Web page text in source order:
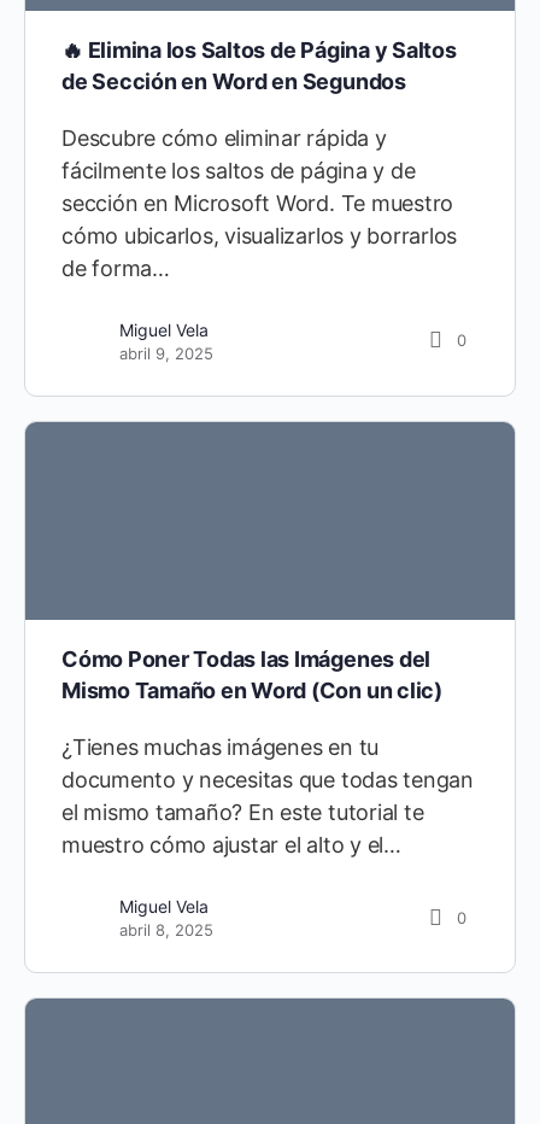
🔥 Elimina los Saltos de Página y Saltos
de Sección en Word en Segundos
Descubre cómo eliminar rápida y
fácilmente los saltos de página y de
sección en Microsoft Word. Te muestro
cómo ubicarlos, visualizarlos y borrarlos
de forma…
Miguel Vela
abril 9, 2025
0
Cómo Poner Todas las Imágenes del
Mismo Tamaño en Word (Con un clic)
¿Tienes muchas imágenes en tu
documento y necesitas que todas tengan
el mismo tamaño? En este tutorial te
muestro cómo ajustar el alto y el…
Miguel Vela
abril 8, 2025
0